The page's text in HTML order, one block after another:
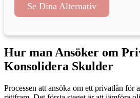
Se Dina Alternativ
Hur man Ansöker om
Konsolidera Skulder
Processen att ansöka om ett privatlån för